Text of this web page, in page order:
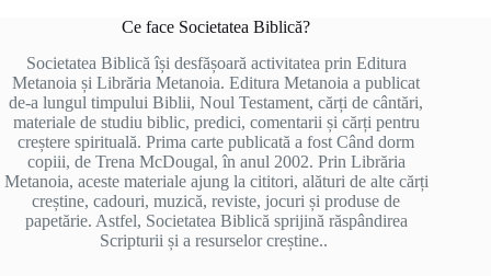
Ce face Societatea Biblică?
Societatea Biblică își desfășoară activitatea prin Editura
Metanoia și Librăria Metanoia. Editura Metanoia a publicat
de-a lungul timpului Biblii, Noul Testament, cărți de cântări,
materiale de studiu biblic, predici, comentarii și cărți pentru
creștere spirituală. Prima carte publicată a fost Când dorm
copiii, de Trena McDougal, în anul 2002. Prin Librăria
Metanoia, aceste materiale ajung la cititori, alături de alte cărți
creștine, cadouri, muzică, reviste, jocuri și produse de
papetărie. Astfel, Societatea Biblică sprijină răspândirea
Scripturii și a resurselor creștine..